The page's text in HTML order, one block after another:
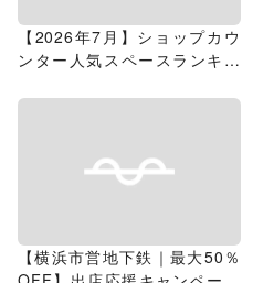
【2026年7月】ショップカウ
ンター人気スペースランキン
【横浜市営地下鉄｜最大50％